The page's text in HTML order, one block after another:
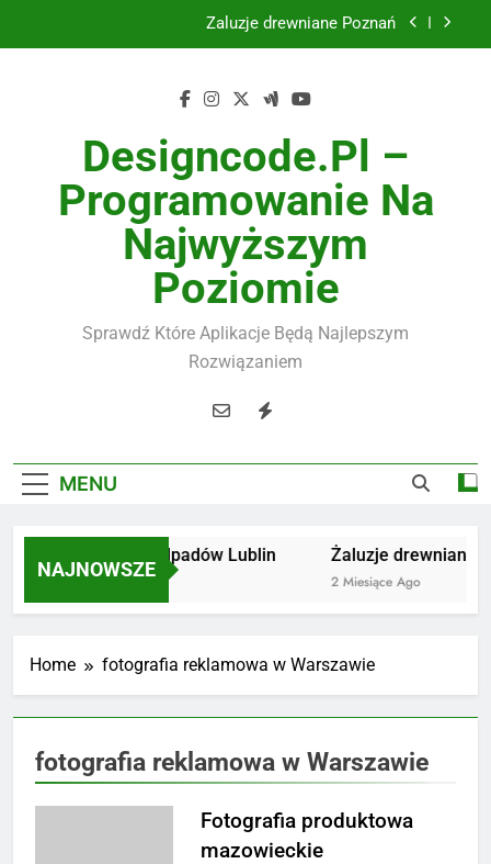
Żaluzje drewniane Poznań
Utylizacja odpadów Lublin
Żaluzje drewniane Poznań
Instalacje elektryczne Gdańsk
Designcode.pl –
Programowanie Na
Najwyższym
Poziomie
Sprawdź Które Aplikacje Będą Najlepszym
Rozwiązaniem
MENU
NAJNOWSZE
Utylizacja odpadów Lublin
2 Miesiące Ago
Żaluzje drewniane
2 Miesiące Ago
Home fotografia reklamowa w Warszawie
fotografia reklamowa w Warszawie
Fotografia produktowa
mazowieckie